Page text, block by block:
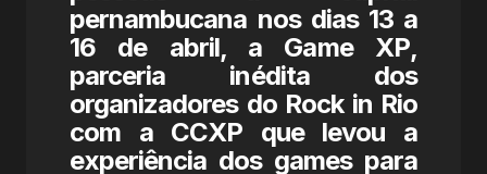
pernambucana nos dias 13 a
16 de abril, a Game XP,
parceria inédita dos
organizadores do Rock in Rio
com a CCXP que levou a
experiência dos games para